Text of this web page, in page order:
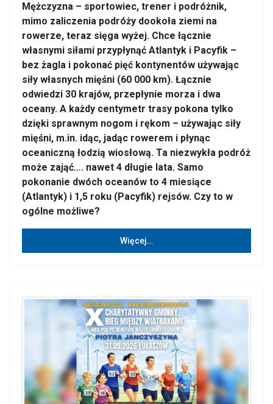
Mężczyzna – sportowiec, trener i podróżnik,
mimo zaliczenia podróży dookoła ziemi na
rowerze, teraz sięga wyżej. Chce łącznie
własnymi siłami przypłynąć Atlantyk i Pacyfik –
bez żagla i pokonać pięć kontynentów używając
siły własnych mięśni (60 000 km). Łącznie
odwiedzi 30 krajów, przepłynie morza i dwa
oceany. A każdy centymetr trasy pokona tylko
dzięki sprawnym nogom i rękom – używając siły
mięśni, m.in. idąc, jadąc rowerem i płynąc
oceaniczną łodzią wiosłową. Ta niezwykła podróż
może zająć…. nawet 4 długie lata. Samo
pokonanie dwóch oceanów to 4 miesiące
(Atlantyk) i 1,5 roku (Pacyfik) rejsów. Czy to w
ogólne możliwe?
Więcej…